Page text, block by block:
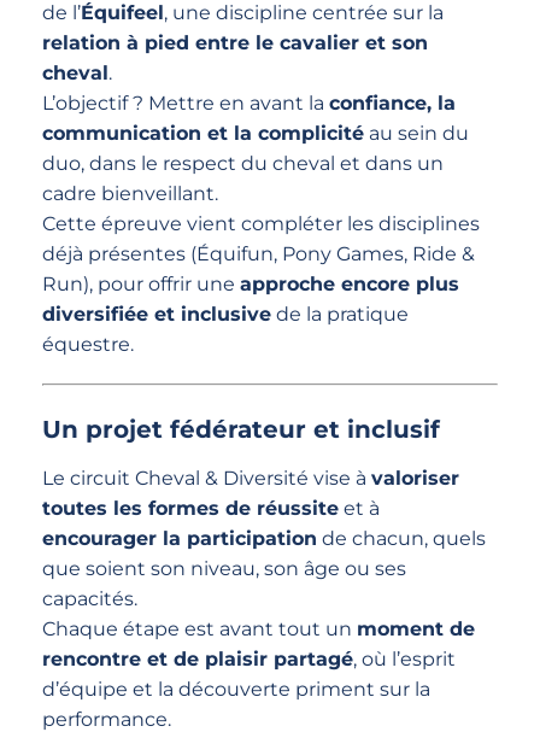
de l’Équifeel, une discipline centrée sur la
relation à pied entre le cavalier et son
cheval.
L’objectif ? Mettre en avant la confiance, la
communication et la complicité au sein du
duo, dans le respect du cheval et dans un
cadre bienveillant.
Cette épreuve vient compléter les disciplines
déjà présentes (Équifun, Pony Games, Ride &
Run), pour offrir une approche encore plus
diversifiée et inclusive de la pratique
équestre.
Un projet fédérateur et inclusif
Le circuit Cheval & Diversité vise à valoriser
toutes les formes de réussite et à
encourager la participation de chacun, quels
que soient son niveau, son âge ou ses
capacités.
Chaque étape est avant tout un moment de
rencontre et de plaisir partagé, où l’esprit
d’équipe et la découverte priment sur la
performance.